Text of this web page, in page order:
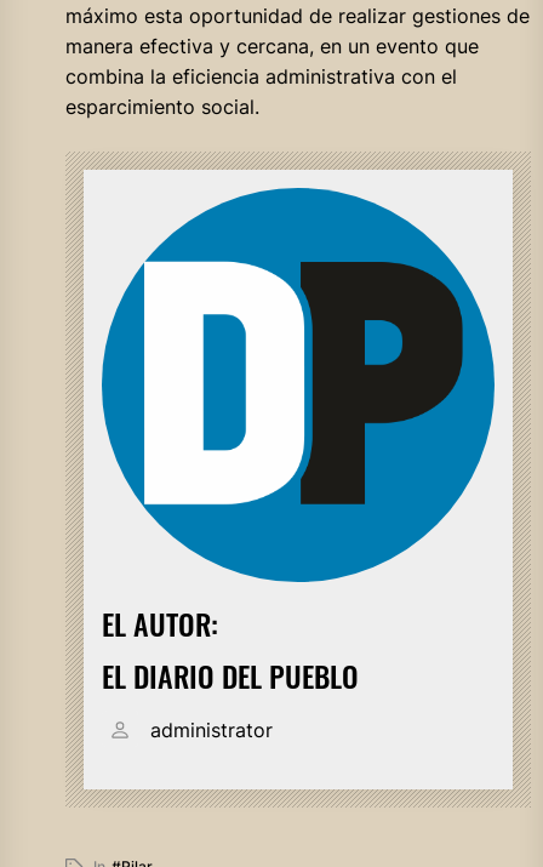
máximo esta oportunidad de realizar gestiones de
manera efectiva y cercana, en un evento que
combina la eficiencia administrativa con el
esparcimiento social.
EL AUTOR:
EL DIARIO DEL PUEBLO
administrator